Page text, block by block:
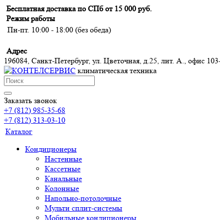
Бесплатная доставка по СПб от 15 000 руб.
Режим работы
Пн-пт. 10:00 - 18:00 (без обеда)
Адрес
196084, Санкт-Петербург, ул. Цветочная, д.25, лит. А., офис
климатическая техника
Заказать звонок
+7 (812) 985-35-68
+7 (812) 313-03-10
Каталог
Кондиционеры
Настенные
Кассетные
Канальные
Колонные
Напольно-потолочные
Мульти сплит-системы
Мобильные кондиционеры